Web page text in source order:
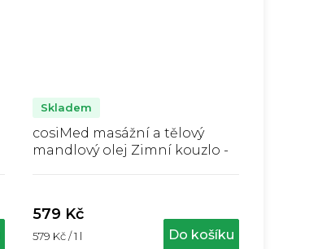
cosiMed masážní a tělový
mandlový olej Zimní kouzlo -
produktu
je
5,0
Skladem
579 Kč
Měrná
579 Kč / 1 l Do košíku